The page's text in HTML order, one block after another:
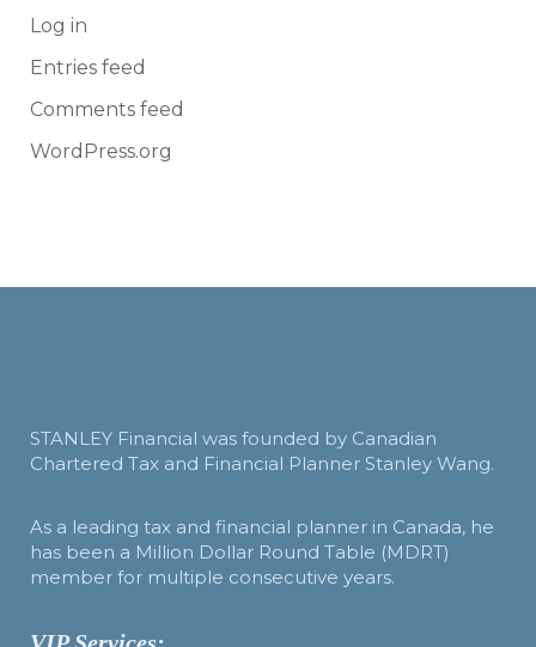
Log in
Entries feed
Comments feed
WordPress.org
STANLEY Financial was founded by Canadian
Chartered Tax and Financial Planner Stanley Wang.
As a leading tax and financial planner in Canada, he
has been a Million Dollar Round Table (MDRT)
member for multiple consecutive years.